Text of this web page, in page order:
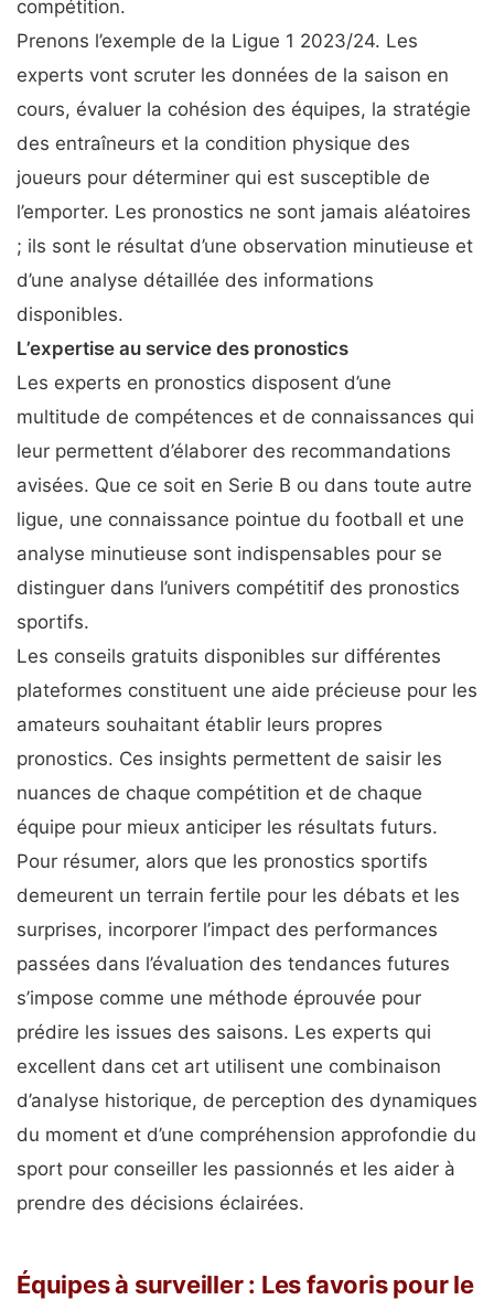
compétition.
Prenons l’exemple de la Ligue 1 2023/24. Les
experts vont scruter les données de la saison en
cours, évaluer la cohésion des équipes, la stratégie
des entraîneurs et la condition physique des
joueurs pour déterminer qui est susceptible de
l’emporter. Les pronostics ne sont jamais aléatoires
; ils sont le résultat d’une observation minutieuse et
d’une analyse détaillée des informations
disponibles.
L’expertise au service des pronostics
Les experts en pronostics disposent d’une
multitude de compétences et de connaissances qui
leur permettent d’élaborer des recommandations
avisées. Que ce soit en Serie B ou dans toute autre
ligue, une connaissance pointue du football et une
analyse minutieuse sont indispensables pour se
distinguer dans l’univers compétitif des pronostics
sportifs.
Les conseils gratuits disponibles sur différentes
plateformes constituent une aide précieuse pour les
amateurs souhaitant établir leurs propres
pronostics. Ces insights permettent de saisir les
nuances de chaque compétition et de chaque
équipe pour mieux anticiper les résultats futurs.
Pour résumer, alors que les pronostics sportifs
demeurent un terrain fertile pour les débats et les
surprises, incorporer l’impact des performances
passées dans l’évaluation des tendances futures
s’impose comme une méthode éprouvée pour
prédire les issues des saisons. Les experts qui
excellent dans cet art utilisent une combinaison
d’analyse historique, de perception des dynamiques
du moment et d’une compréhension approfondie du
sport pour conseiller les passionnés et les aider à
prendre des décisions éclairées.
Équipes à surveiller : Les favoris pour le